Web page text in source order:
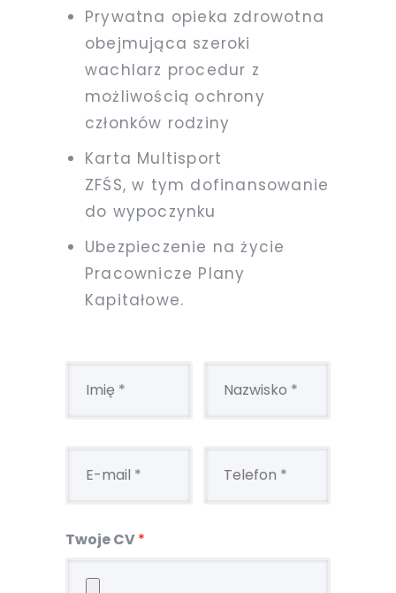
Prywatna opieka zdrowotna
obejmująca szeroki
wachlarz procedur z
możliwością ochrony
członków rodziny
Karta Multisport
ZFŚS, w tym dofinansowanie
do wypoczynku
Ubezpieczenie na życie
Pracownicze Plany
Kapitałowe.
Twoje CV*